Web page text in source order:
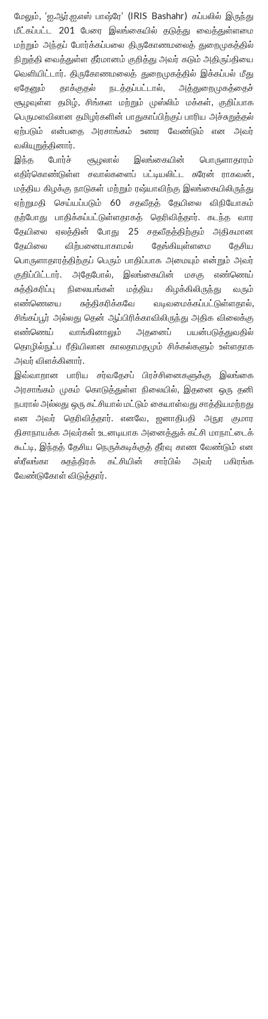
​மேலும், ‘ஐ.ஆர்.ஐ.எஸ் பாஷ்ரே’ (IRIS Bashahr) கப்பலில் இருந்து
மீட்கப்பட்ட 201 பேரை இலங்கையில் தடுத்து வைத்துள்ளமை
மற்றும் அந்தப் போர்க்கப்பலை திருகோணமலைத் துறைமுகத்தில்
நிறுத்தி வைத்துள்ள தீர்மானம் குறித்து அவர் கடும் அதிருப்தியை
வெளியிட்டார். திருகோணமலைத் துறைமுகத்தில் இக்கப்பல் மீது
ஏதேனும் தாக்குதல் நடத்தப்பட்டால், அத்துறைமுகத்தைச்
சூழவுள்ள தமிழ், சிங்கள மற்றும் முஸ்லிம் மக்கள், குறிப்பாக
பெருமளவிலான தமிழர்களின் பாதுகாப்பிற்குப் பாரிய அச்சுறுத்தல்
ஏற்படும் என்பதை அரசாங்கம் உணர வேண்டும் என அவர்
வலியுறுத்தினார்.
​இந்த போர்ச் சூழலால் இலங்கையின் பொருளாதாரம்
எதிர்கொண்டுள்ள சவால்களைப் பட்டியலிட்ட சுரேன் ராகவன்,
மத்திய கிழக்கு நாடுகள் மற்றும் ரஷ்யாவிற்கு இலங்கையிலிருந்து
ஏற்றுமதி செய்யப்படும் 60 சதவீதத் தேயிலை விநியோகம்
தற்போது பாதிக்கப்பட்டுள்ளதாகத் தெரிவித்தார். கடந்த வார
தேயிலை ஏலத்தின் போது 25 சதவீதத்திற்கும் அதிகமான
தேயிலை விற்பனையாகாமல் தேங்கியுள்ளமை தேசிய
பொருளாதாரத்திற்குப் பெரும் பாதிப்பாக அமையும் என்றும் அவர்
குறிப்பிட்டார். அதேபோல், இலங்கையின் மசகு எண்ணெய்
சுத்திகரிப்பு நிலையங்கள் மத்திய கிழக்கிலிருந்து வரும்
எண்ணெயை சுத்திகரிக்கவே வடிவமைக்கப்பட்டுள்ளதால்,
சிங்கப்பூர் அல்லது தென் ஆப்பிரிக்காவிலிருந்து அதிக விலைக்கு
எண்ணெய் வாங்கினாலும் அதனைப் பயன்படுத்துவதில்
தொழில்நுட்ப ரீதியிலான காலதாமதமும் சிக்கல்களும் உள்ளதாக
அவர் விளக்கினார்.
​இவ்வாறான பாரிய சர்வதேசப் பிரச்சினைகளுக்கு இலங்கை
அரசாங்கம் முகம் கொடுத்துள்ள நிலையில், இதனை ஒரு தனி
நபரால் அல்லது ஒரு கட்சியால் மட்டும் கையாள்வது சாத்தியமற்றது
என அவர் தெரிவித்தார். எனவே, ஜனாதிபதி அநுர குமார
திசாநாயக்க அவர்கள் உடனடியாக அனைத்துக் கட்சி மாநாட்டைக்
கூட்டி, இந்தத் தேசிய நெருக்கடிக்குத் தீர்வு காண வேண்டும் என
ஸ்ரீலங்கா சுதந்திரக் கட்சியின் சார்பில் அவர் பகிரங்க
வேண்டுகோள் விடுத்தார்.